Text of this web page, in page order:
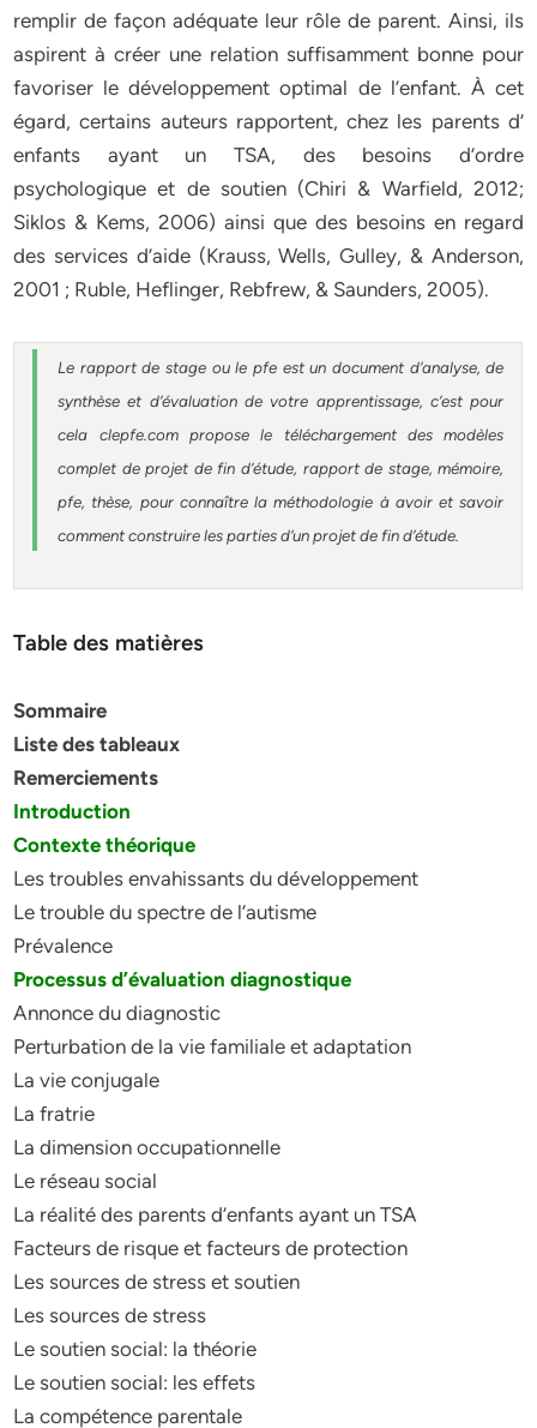
remplir de façon adéquate leur rôle de parent. Ainsi, ils
aspirent à créer une relation suffisamment bonne pour
favoriser le développement optimal de l’enfant. À cet
égard, certains auteurs rapportent, chez les parents d’
enfants ayant un TSA, des besoins d’ordre
psychologique et de soutien (Chiri & Warfield, 2012;
Siklos & Kems, 2006) ainsi que des besoins en regard
des services d’aide (Krauss, Wells, Gulley, & Anderson,
2001 ; Ruble, Heflinger, Rebfrew, & Saunders, 2005).
Le rapport de stage ou le pfe est un document d’analyse, de
synthèse et d’évaluation de votre apprentissage, c’est pour
cela clepfe.com propose le téléchargement des modèles
complet de projet de fin d’étude, rapport de stage, mémoire,
pfe, thèse, pour connaître la méthodologie à avoir et savoir
comment construire les parties d’un projet de fin d’étude.
Table des matières
Sommaire
Liste des tableaux
Remerciements
Introduction
Contexte théorique
Les troubles envahissants du développement
Le trouble du spectre de l’autisme
Prévalence
Processus d’évaluation diagnostique
Annonce du diagnostic
Perturbation de la vie familiale et adaptation
La vie conjugale
La fratrie
La dimension occupationnelle
Le réseau social
La réalité des parents d’enfants ayant un TSA
Facteurs de risque et facteurs de protection
Les sources de stress et soutien
Les sources de stress
Le soutien social: la théorie
Le soutien social: les effets
La compétence parentale